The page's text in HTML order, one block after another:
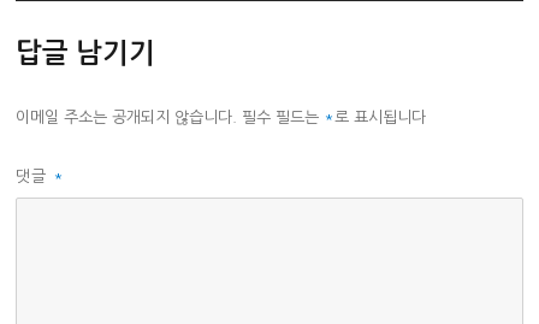
답글 남기기
이메일 주소는 공개되지 않습니다. 필수 필드는 * 로 표시됩니다
댓글 *